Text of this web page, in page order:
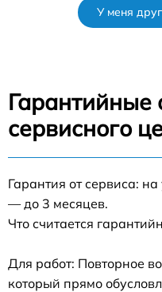
У меня
Гарантийные
сервисного
Гарантия от сервиса:
— до 3 месяцев.
Что считается
Для работ: Повторное
который прямо